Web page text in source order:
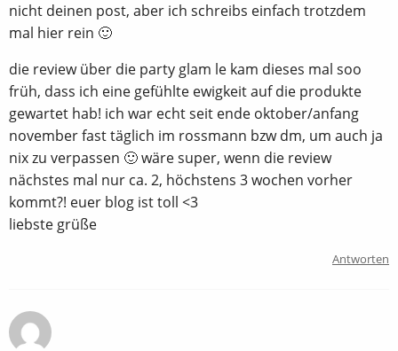
nicht deinen post, aber ich schreibs einfach trotzdem
mal hier rein 🙂
die review über die party glam le kam dieses mal soo
früh, dass ich eine gefühlte ewigkeit auf die produkte
gewartet hab! ich war echt seit ende oktober/anfang
november fast täglich im rossmann bzw dm, um auch ja
nix zu verpassen 🙂 wäre super, wenn die review
nächstes mal nur ca. 2, höchstens 3 wochen vorher
kommt?! euer blog ist toll <3
liebste grüße
Antworten